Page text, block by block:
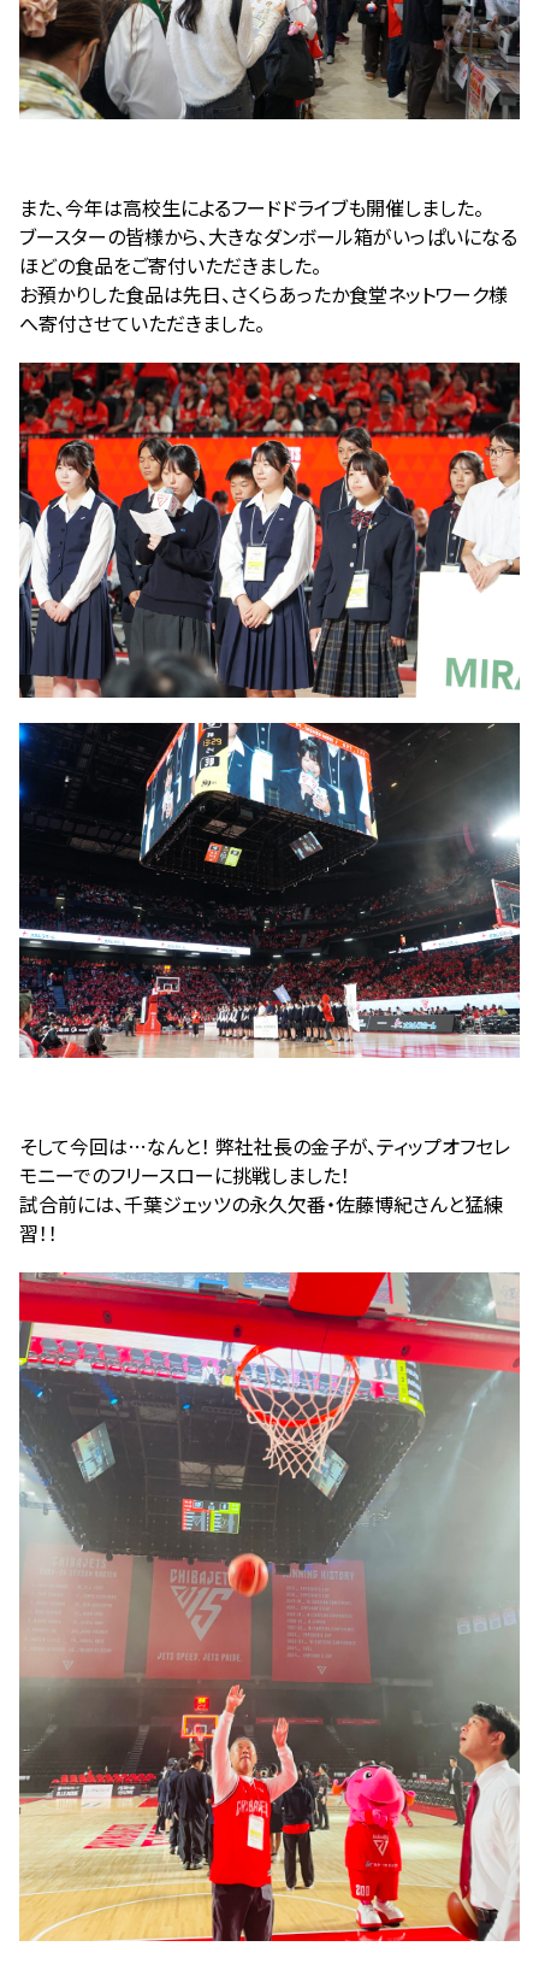
また、今年は高校生によるフードドライブも開催しました。
ブースターの皆様から、大きなダンボール箱がいっぱいになる
ほどの食品をご寄付いただきました。
お預かりした食品は先日、さくらあったか食堂ネットワーク様
へ寄付させていただきました。
そして今回は…なんと！ 弊社社長の金子が、ティップオフセレ
モニーでのフリースローに挑戦しました！
試合前には、千葉ジェッツの永久欠番・佐藤博紀さんと猛練
習！！